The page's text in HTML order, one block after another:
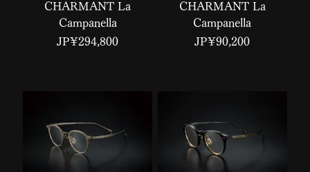
CHARMANT La
Campanella
價格
JP¥294,800
CHARMANT La
Campanella
價格
JP¥90,200